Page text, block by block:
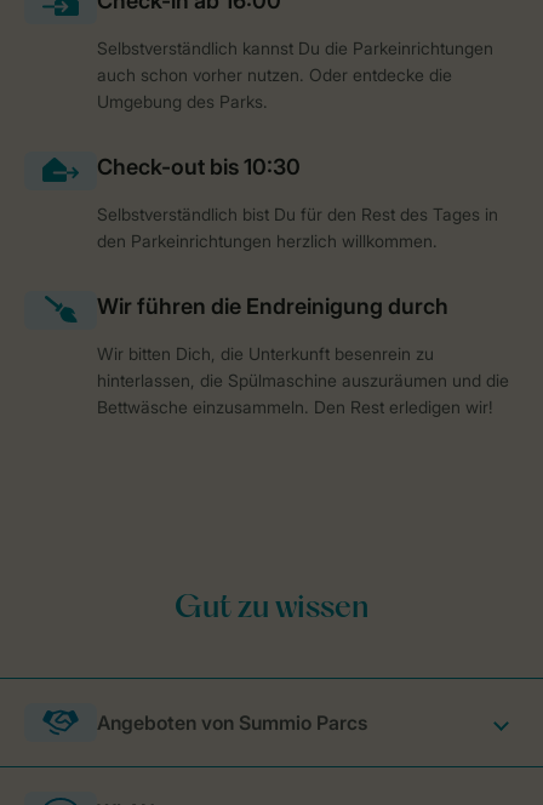
Selbstverständlich kannst Du die Parkeinrichtungen
auch schon vorher nutzen. Oder entdecke die
Umgebung des Parks.
Selbstverständlich bist Du für den Rest des Tages in
den Parkeinrichtungen herzlich willkommen.
Wir bitten Dich, die Unterkunft besenrein zu
hinterlassen, die Spülmaschine auszuräumen und die
Bettwäsche einzusammeln. Den Rest erledigen wir!
Angeboten von Summio Parcs